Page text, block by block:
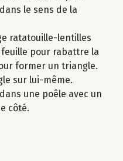
le sens de la
ratatouille-lentilles
pour rabattre la
former un triangle.
sur lui-même.
une poêle avec un
côté.